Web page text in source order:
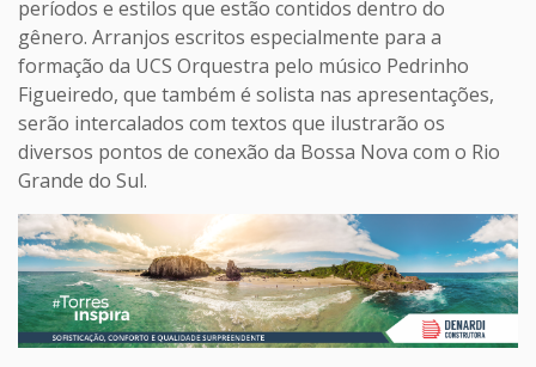
períodos e estilos que estão contidos dentro do
gênero. Arranjos escritos especialmente para a
formação da UCS Orquestra pelo músico Pedrinho
Figueiredo, que também é solista nas apresentações,
serão intercalados com textos que ilustrarão os
diversos pontos de conexão da Bossa Nova com o Rio
Grande do Sul.